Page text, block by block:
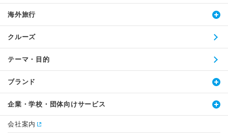
海外旅行
クルーズ
テーマ・目的
ブランド
企業・学校・団体向けサービス
会社案内